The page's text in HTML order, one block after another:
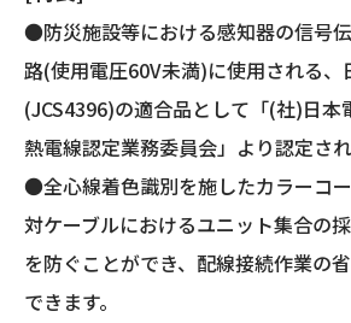
●防災施設等における感知器の信号
路(使用電圧60V未満)に使用される
(JCS4396)の適合品として「(社)日本
熱電線認定業務委員会」より認定され
●全心線着色識別を施したカラーコ
対ケーブルにおけるユニット集合の
を防ぐことができ、配線接続作業の
できます。